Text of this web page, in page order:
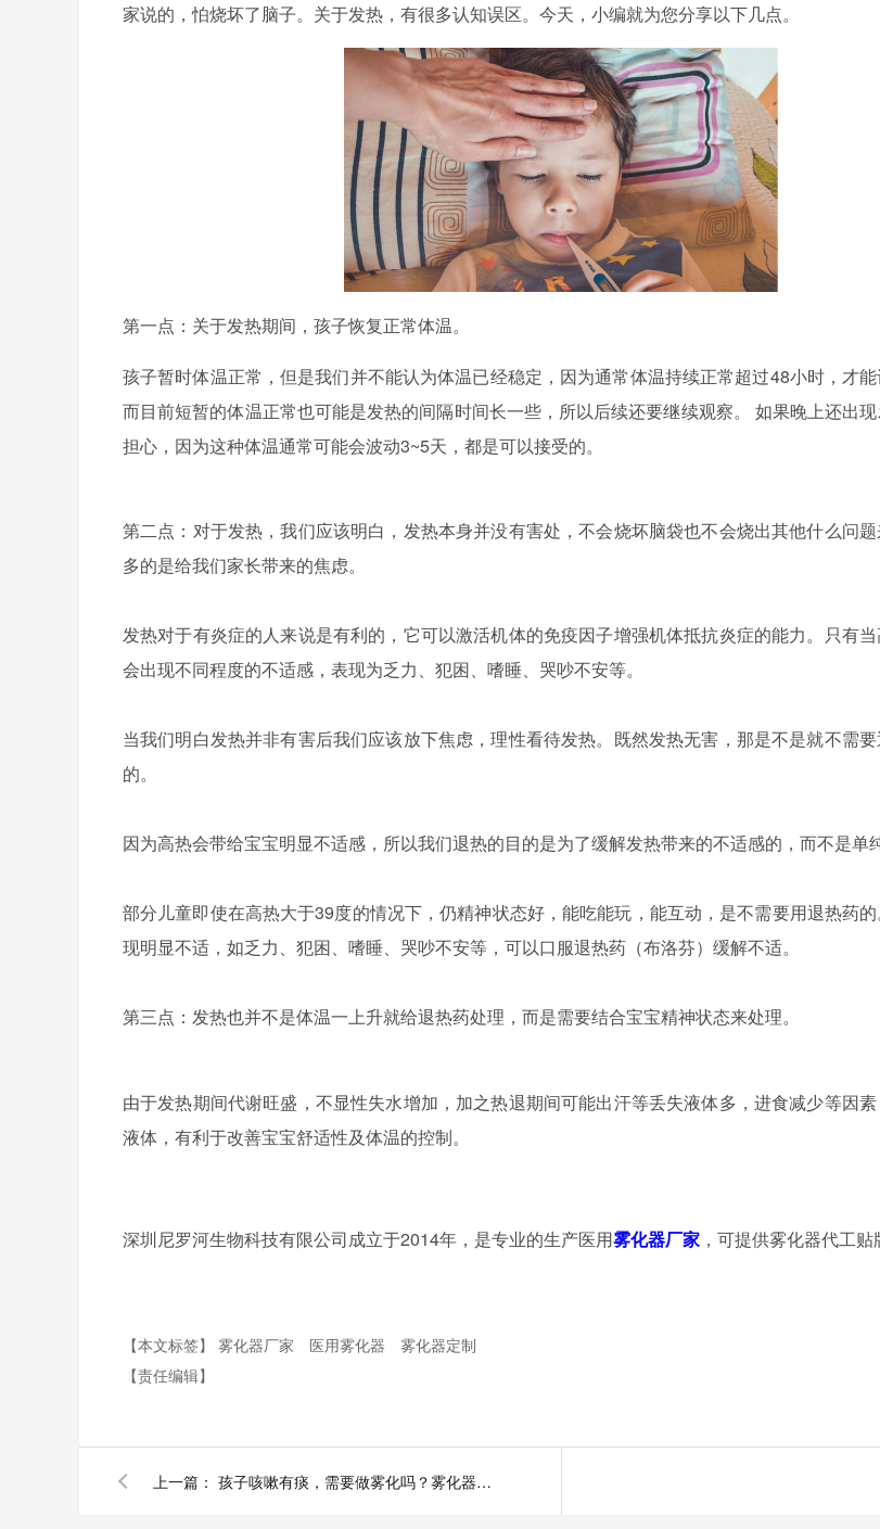
家说的，怕烧坏了脑子。关于发热，有很多认知误区。今天，小编就为您分享以下几点。
第一点：关于发热期间，孩子恢复正常体温。
孩子暂时体温正常，但是我们并不能认为体温已经稳定，因为通常体温持续正常超过48小时，才能
而目前短暂的体温正常也可能是发热的间隔时间长一些，所以后续还要继续观察。 如果晚上还出
担心，因为这种体温通常可能会波动3~5天，都是可以接受的。
第二点：对于发热，我们应该明白，发热本身并没有害处，不会烧坏脑袋也不会烧出其他什么问
多的是给我们家长带来的焦虑。
发热对于有炎症的人来说是有利的，它可以激活机体的免疫因子增强机体抵抗炎症的能力。只有
会出现不同程度的不适感，表现为乏力、犯困、嗜睡、哭吵不安等。
当我们明白发热并非有害后我们应该放下焦虑，理性看待发热。既然发热无害，那是不是就不需
的。
因为高热会带给宝宝明显不适感，所以我们退热的目的是为了缓解发热带来的不适感的，而不是单
部分儿童即使在高热大于39度的情况下，仍精神状态好，能吃能玩，能互动，是不需要用退热药
现明显不适，如乏力、犯困、嗜睡、哭吵不安等，可以口服退热药（布洛芬）缓解不适。
第三点：发热也并不是体温一上升就给退热药处理，而是需要结合宝宝精神状态来处理。
由于发热期间代谢旺盛，不显性失水增加，加之热退期间可能出汗等丢失液体多，进食减少等因
液体，有利于改善宝宝舒适性及体温的控制。
深圳尼罗河生物科技有限公司成立于2014年，是专业的生产医用雾化器厂家 ，可提供雾化器代工贴
【本文标签】 雾化器厂家 医用雾化器
雾化器定制
【责任编辑】
上一篇： 孩子咳嗽有痰，需要做雾化吗？雾化器厂商为您解答